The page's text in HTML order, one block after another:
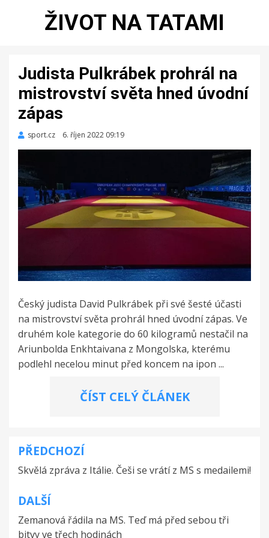
ŽIVOT NA TATAMI
Judista Pulkrábek prohrál na
mistrovství světa hned úvodní
zápas
sport.cz
Zveřejněno
6. říjen 2022 09:19
Český judista David Pulkrábek při své šesté účasti
na mistrovství světa prohrál hned úvodní zápas. Ve
druhém kole kategorie do 60 kilogramů nestačil na
Ariunbolda Enkhtaivana z Mongolska, kterému
podlehl necelou minut před koncem na ipon ...
ČÍST CELÝ ČLÁNEK
Navigace
pro
příspěvek
PŘEDCHOZÍ
Skvělá zpráva z Itálie. Češi se vrátí z MS s medailemi!
DALŠÍ
Zemanová řádila na MS. Teď má před sebou tři
bitvy ve třech hodinách